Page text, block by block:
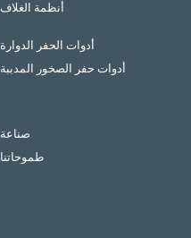
أنظمة الغلاف
أدوات الحفر الدوارة
أدوات حفر الصخور المدببة
صناعة
طموحاتنا